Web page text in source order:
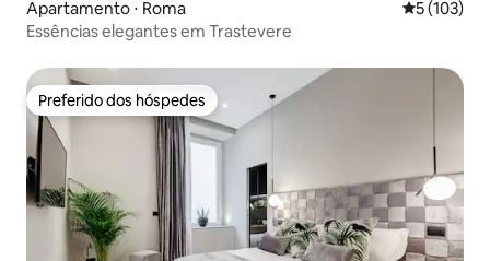
Apartamento ⋅ Roma 5 de uma
5 (103)
Essências elegantes em Trastevere
Preferido dos hóspedes
Preferido dos hóspedes